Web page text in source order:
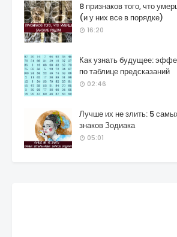
8 признаков того, что
(и у них все в порядке)
16:20
Как узнать будущее:
по таблице предсказаний
02:46
Лучше их не злить: 5
знаков Зодиака
05:01